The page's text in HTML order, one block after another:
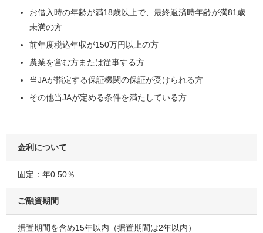
お借入時の年齢が満18歳以上で、最終返済時年齢が満81歳
未満の方
前年度税込年収が150万円以上の方
農業を営む方または従事する方
当JAが指定する保証機関の保証が受けられる方
その他当JAが定める条件を満たしている方
金利について
固定：年0.50％
ご融資期間
据置期間を含め15年以内（据置期間は2年以内）